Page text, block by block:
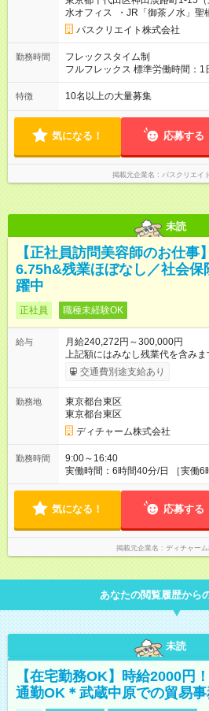
は追加で支給。 ＜試用期間中＞ 月給22万円～ ※残業代別途支給
（試用期間中は固定残業代はありません） 【試
間あり 試用期間の長さ：12ヶ月
と異なる部分があります。 雇用
与：月給 220,000円以上 試用期
水オフィス ・JR「御茶ノ水」聖
千代田線「新御茶ノ水」より徒
「淡路町」より徒歩5分 ・都営
パスクリエイト株式会社
勤務時間
フレックスタイム制
フルフレックス 標準労働時間：
ム制（標準労働時間8時間） フ
タイム/定めなし 標準的な勤務例
特徴 10名以上の大量募集
気になる！ 応募する
掲載元企業名 パスクリエイ
未読
【正社員訪問美容師のお仕事
6.75h&残業ほぼなし／社会保
躍中
正社員 職種未経験OK
給与
月給240,272円～300,000円
上記額にはみなし残業代を含み
ます。 みなし残業代 56,772円／
交通費別途支給あり
勤務地
東京都台東区
東京都台東区
ディチャーム株式会社
勤務時間
9:00～16:40
実働時間：6時間40分/日 ［実働
長で月10時間程度、介護施設へ
気になる！ 応募する
掲載元企業名 ディチャー
あなたの閲覧履歴から
未読
【在宅勤務OK】時給2000円
通勤OK＊武蔵中原での貿易